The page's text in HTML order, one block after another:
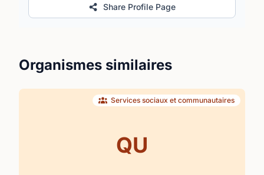
Share Profile Page
Organismes similaires
QU
Services sociaux et communautaires